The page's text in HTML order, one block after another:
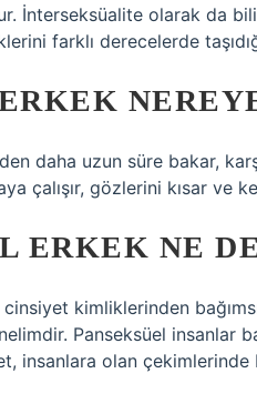
İnterseksüalite olarak da
farklı derecelerde
daha uzun süre bakar,
çalışır, gözlerini kısar ve
ERKEK NE
cinsiyet kimliklerinden
Panseksüel insanlar
insanlara olan